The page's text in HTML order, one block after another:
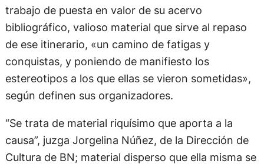
trabajo de puesta en valor de su acervo
bibliográfico, valioso material que sirve al repaso
de ese itinerario, «un camino de fatigas y
conquistas, y poniendo de manifiesto los
estereotipos a los que ellas se vieron sometidas»,
según definen sus organizadores.
“Se trata de material riquísimo que aporta a la
causa”, juzga Jorgelina Núñez, de la Dirección de
Cultura de BN; material disperso que ella misma se